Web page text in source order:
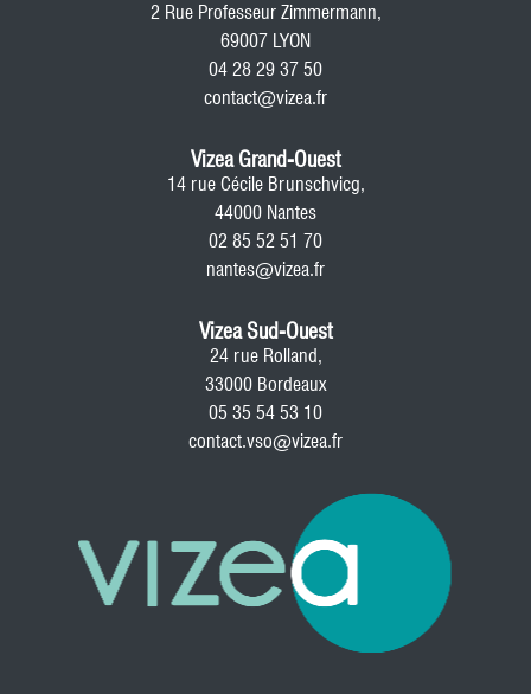
2 Rue Professeur Zimmermann,
69007 LYON
04 28 29 37 50
contact@vizea.fr
Vizea Grand-Ouest
14 rue Cécile Brunschvicg,
44000 Nantes
02 85 52 51 70
nantes@vizea.fr
Vizea Sud-Ouest
24 rue Rolland,
33000 Bordeaux
05 35 54 53 10
contact.vso@vizea.fr